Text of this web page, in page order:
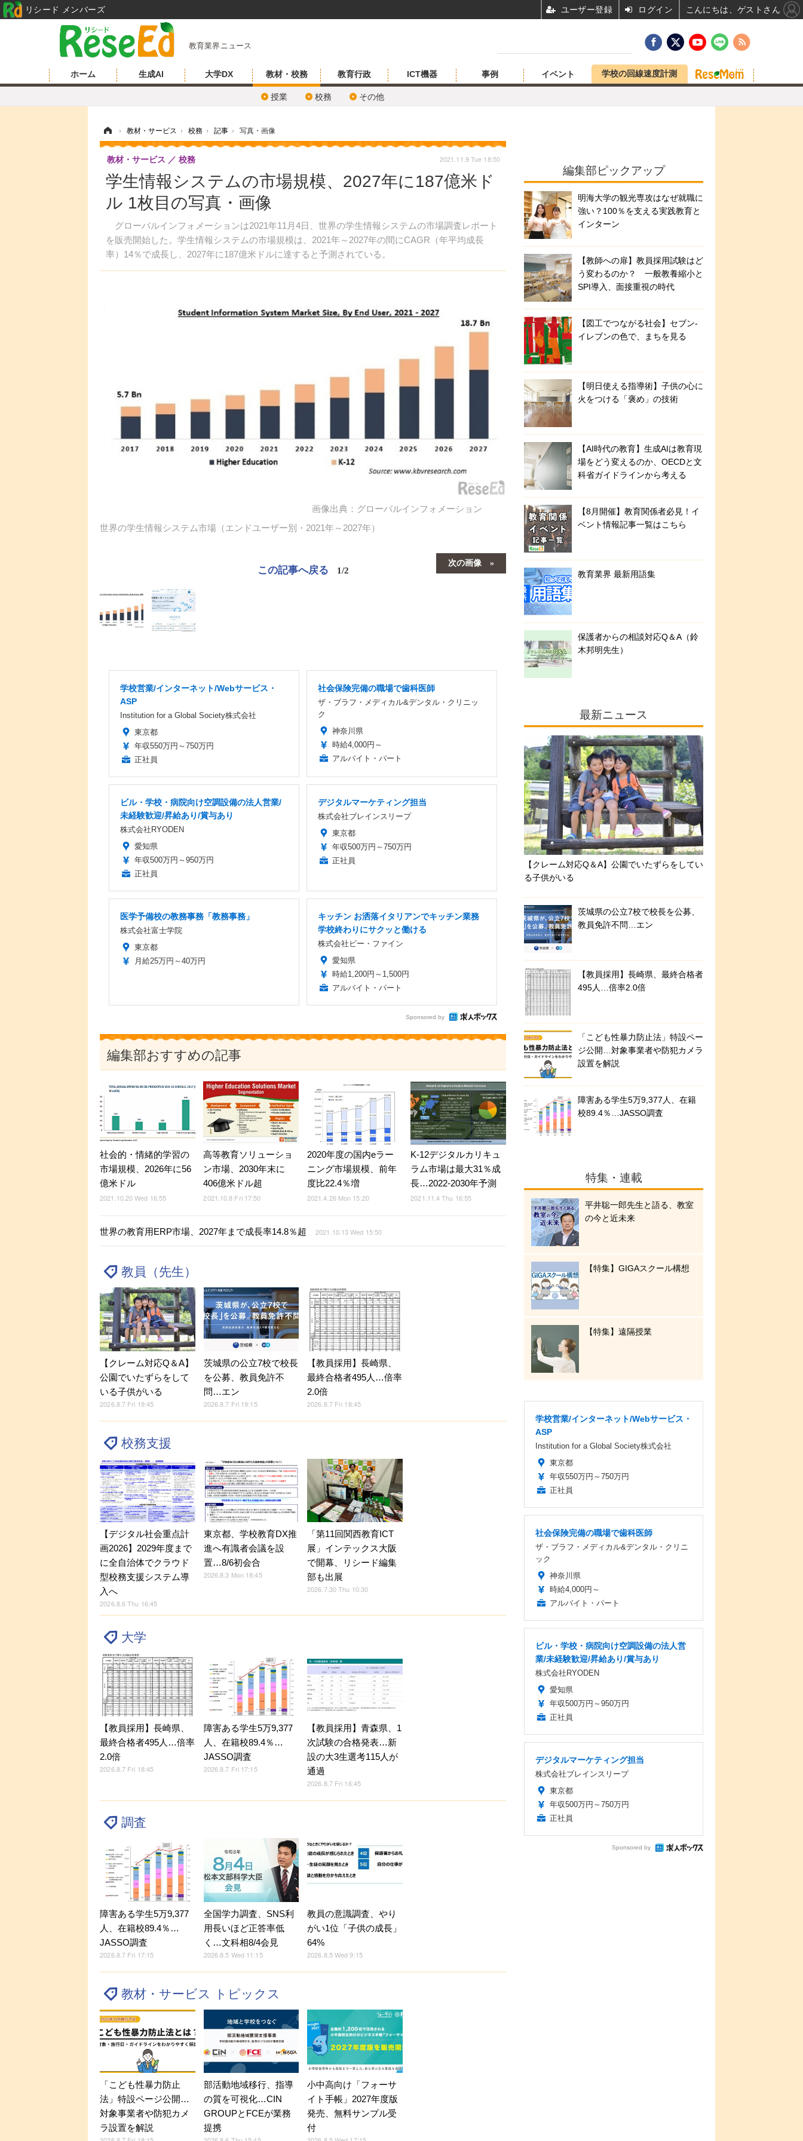
教育業界ニュース
ホーム 生成AI 大学DX 教材・校務
授業 校務 その他
教育行政 ICT機器 事例 イベント 学校の回線速度計測
› 教材・サービス › 校務 › 記事 › 写真・画像
学生情報システムの市場規模、2027年に187億米ド
ル 1枚目の写真・画像
グローバルインフォメーションは2021年11月4日、世界の学生情報システムの市場調査レポート
を販売開始した。学生情報システムの市場規模は、2021年～2027年の間にCAGR（年平均成長
率）14％で成長し、2027年に187億米ドルに達すると予測されている。
教材・サービス 校務 2021.11.9 Tue 18:50
画像出典：グローバルインフォメーション
世界の学生情報システム市場（エンドユーザー別・2021年～2027年）
次の画像
この記事へ戻る 1/2
学校営業/インターネット/Webサービス・
ASP
Institution for a Global Society株式会社
東京都
年収550万円～750万円
正社員
社会保険完備の職場で歯科医師
ザ・ブラフ・メディカル&デンタル・クリニッ
ク
神奈川県
時給4,000円～
アルバイト・パート
ビル・学校・病院向け空調設備の法人営業/
未経験歓迎/昇給あり/賞与あり
株式会社RYODEN
愛知県
年収500万円～950万円
正社員
デジタルマーケティング担当
株式会社ブレインスリープ
東京都
年収500万円～750万円
正社員
医学予備校の教務事務「教務事務」
株式会社富士学院
東京都
月給25万円～40万円
キッチン お洒落イタリアンでキッチン業務
学校終わりにサクッと働ける
株式会社ビー・ファイン
愛知県
時給1,200円～1,500円
アルバイト・パート
Sponsored by
編集部おすすめの記事
社会的・情緒的学習の
市場規模、2026年に56
億米ドル
2021.10.20 Wed 16:55
高等教育ソリューショ
ン市場、2030年末に
406億米ドル超
2021.10.8 Fri 17:50
2020年度の国内eラー
ニング市場規模、前年
度比22.4％増
2021.4.26 Mon 15:20
K-12デジタルカリキュ
ラム市場は最大31％成
長…2022-2030年予測
2021.11.4 Thu 16:55
世界の教育用ERP市場、2027年まで成長率14.8％超 2021.10.13 Wed 15:50
教員（先生）
【クレーム対応Q＆A】
公園でいたずらをして
いる子供がいる
2026.8.7 Fri 19:45
茨城県の公立7校で校長
を公募、教員免許不
問…エン
2026.8.7 Fri 19:15
【教員採用】長崎県、
最終合格者495人…倍率
2.0倍
2026.8.7 Fri 18:45
校務支援
【デジタル社会重点計
画2026】2029年度まで
に全自治体でクラウド
型校務支援システム導
入へ
2026.8.6 Thu 16:45
東京都、学校教育DX推
進へ有識者会議を設
置…8/6初会合
2026.8.3 Mon 18:45
「第11回関西教育ICT
展」インテックス大阪
で開幕、リシード編集
部も出展
2026.7.30 Thu 10:30
大学
【教員採用】長崎県、
最終合格者495人…倍率
2.0倍
2026.8.7 Fri 18:45
障害ある学生5万9,377
人、在籍校89.4％…
JASSO調査
2026.8.7 Fri 17:15
【教員採用】青森県、1
次試験の合格発表…新
設の大3生選考115人が
通過
2026.8.7 Fri 16:45
調査
障害ある学生5万9,377
人、在籍校89.4％…
JASSO調査
2026.8.7 Fri 17:15
全国学力調査、SNS利
用長いほど正答率低
く…文科相8/4会見
2026.8.5 Wed 11:15
教員の意識調査、やり
がい1位「子供の成長」
64%
2026.8.5 Wed 9:15
教材・サービス トピックス
「こども性暴力防止
法」特設ページ公開…
対象事業者や防犯カメ
ラ設置を解説
部活動地域移行、指導
の質を可視化…CIN
GROUPとFCEが業務
提携
小中高向け「フォーサ
イト手帳」2027年度版
発売、無料サンプル受
付
編集部ピックアップ
明海大学の観光専攻はなぜ就職に
強い？100％を支える実践教育と
インターン
【教師への扉】教員採用試験はど
う変わるのか？ 一般教養縮小と
SPI導入、面接重視の時代
【図工でつながる社会】セブン‐
イレブンの色で、まちを見る
【明日使える指導術】子供の心に
火をつける「褒め」の技術
【AI時代の教育】生成AIは教育現
場をどう変えるのか、OECDと文
科省ガイドラインから考える
【8月開催】教育関係者必見！イ
ベント情報記事一覧はこちら
教育業界 最新用語集
保護者からの相談対応Q＆A（鈴
木邦明先生）
最新ニュース
【クレーム対応Q＆A】公園でいたずらをしてい
る子供がいる
茨城県の公立7校で校長を公募、
教員免許不問…エン
【教員採用】長崎県、最終合格者
495人…倍率2.0倍
「こども性暴力防止法」特設ペー
ジ公開…対象事業者や防犯カメラ
設置を解説
障害ある学生5万9,377人、在籍
校89.4％…JASSO調査
特集・連載
平井聡一郎先生と語る、教室
の今と近未来
【特集】GIGAスクール構想
【特集】遠隔授業
学校営業/インターネット/Webサービス・
ASP
Institution for a Global Society株式会社
東京都
年収550万円～750万円
正社員
社会保険完備の職場で歯科医師
ザ・ブラフ・メディカル&デンタル・クリニ
ック
神奈川県
時給4,000円～
アルバイト・パート
ビル・学校・病院向け空調設備の法人営
業/未経験歓迎/昇給あり/賞与あり
株式会社RYODEN
愛知県
年収500万円～950万円
正社員
デジタルマーケティング担当
株式会社ブレインスリープ
東京都
年収500万円～750万円
正社員
Sponsored by
リシード メンバーズ ユーザー登録 ログイン こんにちは、ゲストさん